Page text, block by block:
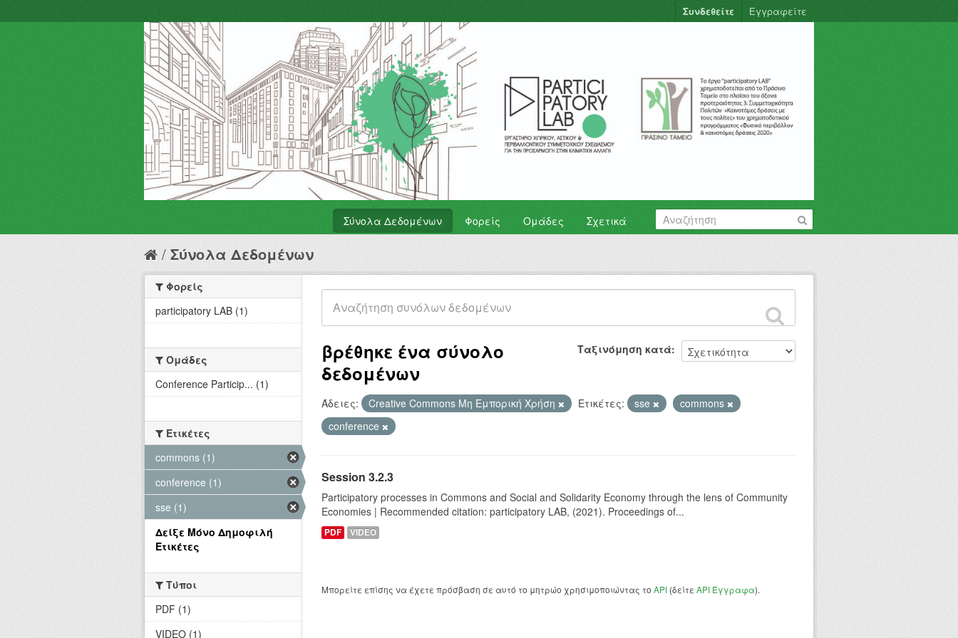
Συνδεθείτε Εγγραφείτε
Σύνολα Δεδομένων Φορείς Ομάδες Σχετικά
Σύνολα Δεδομένων
Ταξινόμηση κατά
βρέθηκε ένα σύνολο
δεδομένων
Άδειες: Creative Commons Μη Εμπορική Χρήση Ετικέτες: sse
commons
conference
Session 3.2.3
Participatory processes in Commons and Social and Solidarity Economy through the lens of Community
Economies | Recommended citation: participatory LAB, (2021). Proceedings of...
PDF VIDEO
Μπορείτε επίσης να έχετε πρόσβαση σε αυτό το μητρώο χρησιμοποιώντας το API (δείτε API Έγγραφα).
Φορείς
participatory LAB (1)
Ομάδες
Conference Particip... (1)
Ετικέτες
commons (1)
conference (1)
sse (1)
Δείξε Μόνο Δημοφιλή
Ετικέτες
Τύποι
PDF (1)
VIDEO (1)